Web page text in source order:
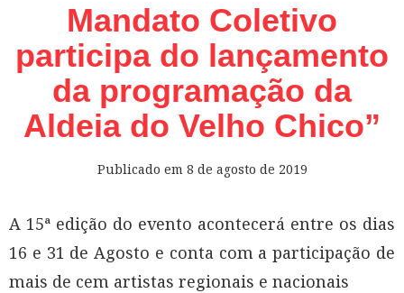
Mandato Coletivo
participa do lançamento
da programação da
Aldeia do Velho Chico”
Publicado em 8 de agosto de 2019
A 15ª edição do evento acontecerá entre os dias
16 e 31 de Agosto e conta com a participação de
mais de cem artistas regionais e nacionais